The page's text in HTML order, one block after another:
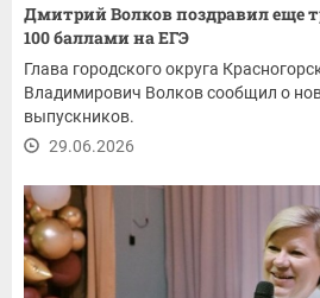
Дмитрий Волков поздравил еще
100 баллами на ЕГЭ
Глава городского округа
Владимирович Волков сообщил о
выпускников.
29.06.2026